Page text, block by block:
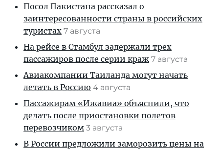
Посол Пакистана рассказал о
заинтересованности страны в российских
туристах 7 августа
На рейсе в Стамбул задержали трех
пассажиров после серии краж 7 августа
Авиакомпании Таиланда могут начать
летать в Россию 4 августа
Пассажирам «Ижавиа» объяснили, что
делать после приостановки полетов
перевозчиком 3 августа
В России предложили заморозить цены на